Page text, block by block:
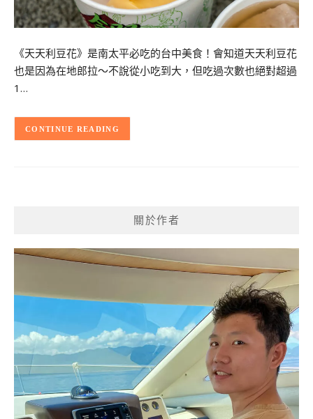
《天天利豆花》是南太平必吃的台中美食！會知道天天利豆花
也是因為在地郎拉～不說從小吃到大，但吃過次數也絕對超過
1…
CONTINUE READING
關於作者